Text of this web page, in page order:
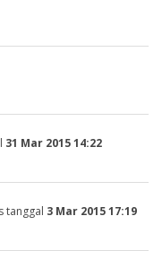
31 Mar 2015 14:22
tanggal 3 Mar 2015 17:19